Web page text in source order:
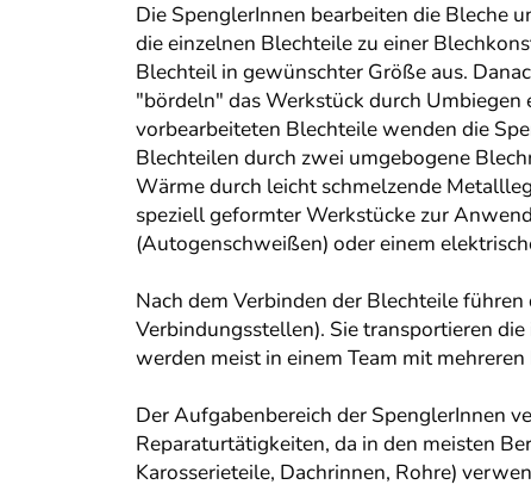
Die SpenglerInnen bearbeiten die Bleche
die einzelnen Blechteile zu einer
Blechteil in gewünschter Größe aus.
"bördeln" das Werkstück durch Umbiegen
vorbearbeiteten Blechteile wenden die
Blechteilen durch zwei umgebogene
Wärme durch leicht schmelzende
speziell geformter Werkstücke zur
(Autogenschweißen) oder einem
Nach dem Verbinden der Blechteile
Verbindungsstellen). Sie transportieren
werden meist in einem Team mit
Der Aufgabenbereich der SpenglerInnen
Reparaturtätigkeiten, da in den meisten
Karosserieteile, Dachrinnen, Rohre)